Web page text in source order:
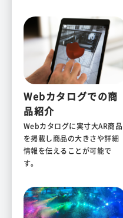
Webカタログでの商
品紹介
Webカタログに実寸大AR商品
を掲載し商品の大きさや詳細
情報を伝えることが可能で
す。